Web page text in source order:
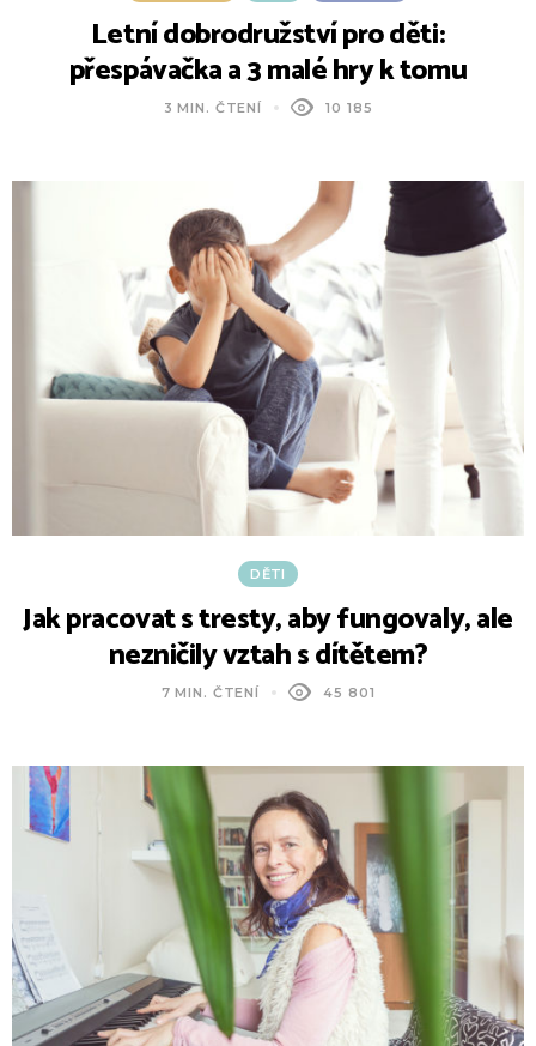
Letní dobrodružství pro děti:
přespávačka a 3 malé hry k tomu
3 MIN. ČTENÍ 10 185
DĚTI
Jak pracovat s tresty, aby fungovaly, ale
nezničily vztah s dítětem?
7 MIN. ČTENÍ 45 801